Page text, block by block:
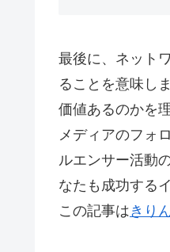
最後に、ネット
ることを意味し
価値あるのかを
メディアのフォ
ルエンサー活動
なたも成功する
この記事はきり